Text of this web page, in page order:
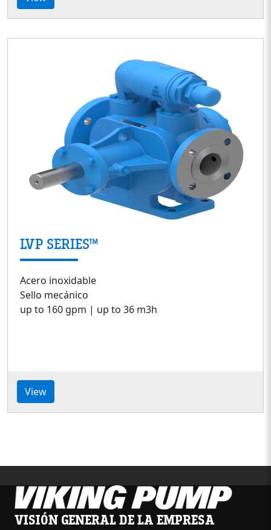
LVP SERIES™
Acero inoxidable
Sello mecánico
up to 160 gpm | up to 36 m3h
View
VISIÓN GENERAL DE LA EMPRESA